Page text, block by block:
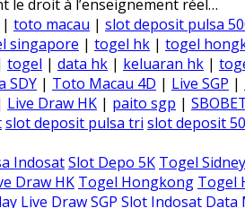
le droit à l’enseignement réel…
| toto macau | slot deposit pulsa
singapore | togel hk | togel
togel | data hk | keluaran hk |
SDY | Toto Macau 4D | Live SGP |
Live Draw HK | paito sgp |
slot deposit pulsa tri slot deposit
IndosatSlot Depo 5K Togel Sidney
Draw HK Togel Hongkong Togel
Live Draw SGP Slot Indosat Data